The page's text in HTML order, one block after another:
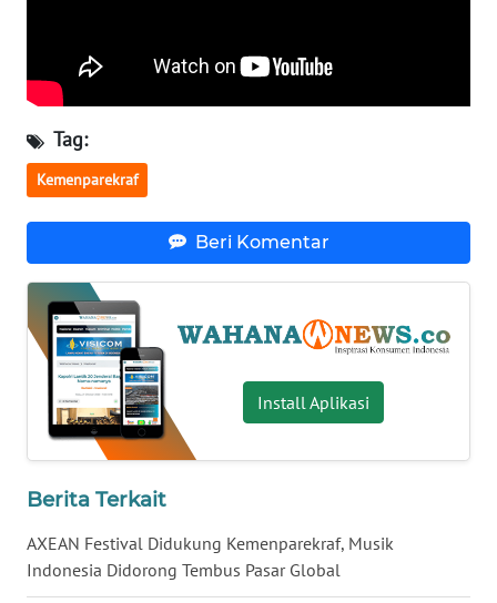
Tag:
Kemenparekraf
Beri Komentar
Install Aplikasi
Berita Terkait
AXEAN Festival Didukung Kemenparekraf, Musik
Indonesia Didorong Tembus Pasar Global
SULBAR
WN
BABEL
WN
WN
SUMSEL
WN
BENGKULU
WN
LAMPUNG
WN
JATENG